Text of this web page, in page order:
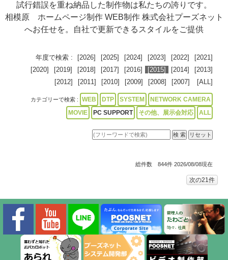
試行錯誤を重ね納品した制作物は私たちの誇りです。
相模原 ホームページ制作 WEB制作 株式会社プーズネット
へお任せを。自社で更新できるスタイルをご提供
年度で検索 : [2026] [2025] [2024] [2023] [2022]
[2021]
[2020]
[2019] [2018] [2017] [2016] [2015] [2014]
[2013]
[2012]
[2011] [2010] [2009] [2008] [2007] [ALL]
カテゴリーで検索 : WEB DTP SYSTEM
NETWORK CAMERA
MOVIE
PC SUPPORT その他、展示会対応 ALL
総件数 844件 2026/08/08現在
次の21件